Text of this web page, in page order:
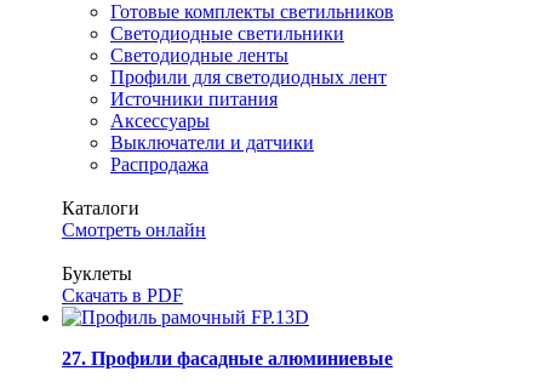
Готовые комплекты светильников
Светодиодные светильники
Светодиодные ленты
Профили для светодиодных лент
Источники питания
Аксессуары
Выключатели и датчики
Распродажа
Каталоги
Смотреть онлайн
Буклеты
Скачать в PDF
27. Профили фасадные алюминиевые